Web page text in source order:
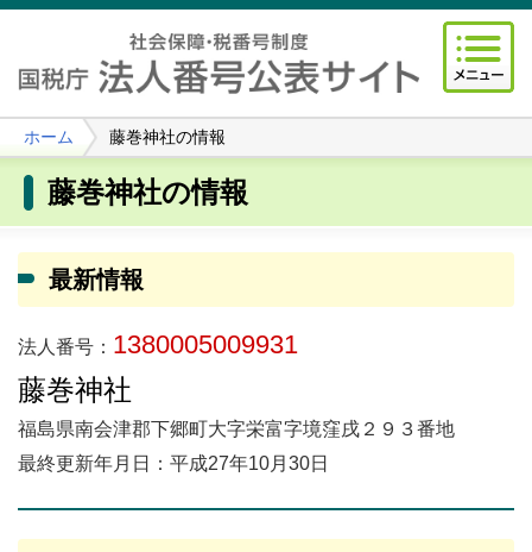
ホーム 藤巻神社の情報
藤巻神社の情報
最新情報
法人番号： 1380005009931
藤巻神社
福島県南会津郡下郷町大字栄富字境窪戌２９３番地
最終更新年月日：平成27年10月30日